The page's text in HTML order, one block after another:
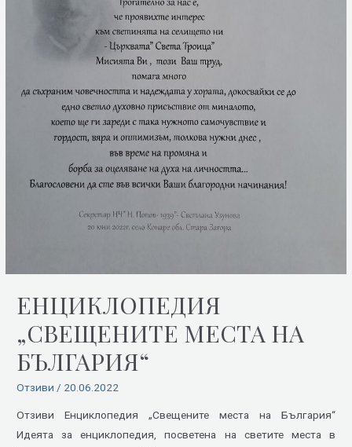
ЕНЦИКЛОПЕДИЯ
„СВЕЩЕНИТЕ МЕСТА НА
БЪЛГАРИЯ“
Отзиви / 20.06.2022
Отзиви Енциклопедия „Свещените места на България“
Идеята за енциклопедия, посветена на светите места в